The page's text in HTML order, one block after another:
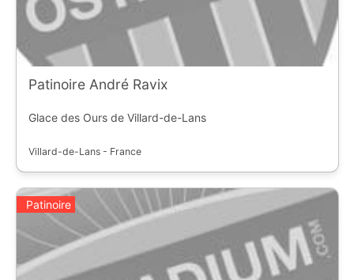
Patinoire André Ravix
Glace des Ours de Villard-de-Lans
Villard-de-Lans - France
Patinoire